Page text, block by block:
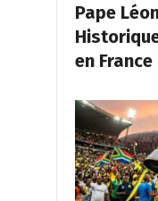
Pape
en France